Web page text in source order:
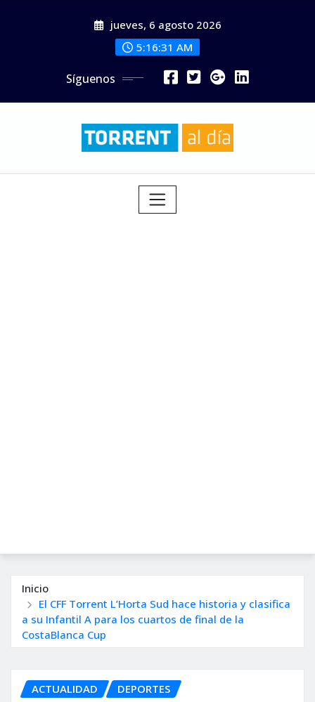
jueves, 6 agosto 2026
5:16:33 AM
Síguenos
Inicio
El CFF Torrent L’Horta Sud hace historia y clasifica
a su Infantil A para los cuartos de final de la
CostaBlanca Cup
ACTUALIDAD DEPORTES